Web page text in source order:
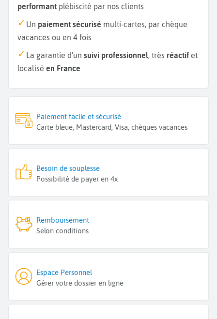
performant plébiscité par nos clients
Un paiement sécurisé multi-cartes, par chèque
vacances ou en 4 fois
La garantie d'un suivi professionnel, très réactif et
localisé en France
Paiement facile et sécurisé
Carte bleue, Mastercard, Visa, chèques vacances
Besoin de souplesse
Possibilité de payer en 4x
Remboursement
Selon conditions
Espace Personnel
Gérer votre dossier en ligne